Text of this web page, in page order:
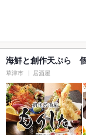
海鮮と創作天ぷら
草津市 居酒屋